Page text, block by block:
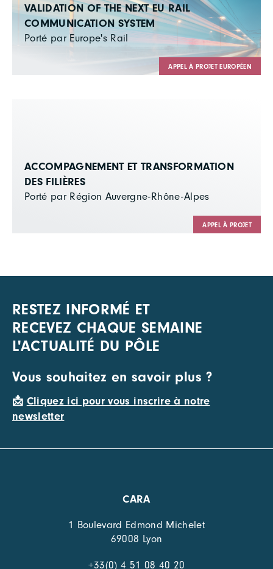
VALIDATION OF THE NEXT EU RAIL
COMMUNICATION SYSTEM
Porté par Europe's Rail
APPEL À PROJET EUROPÉEN
ACCOMPAGNEMENT ET TRANSFORMATION
DES FILIÈRES
Porté par Région Auvergne-Rhône-Alpes
APPEL À PROJET
RESTEZ INFORMÉ ET
RECEVEZ CHAQUE SEMAINE
L'ACTUALITÉ DU PÔLE
Vous souhaitez en savoir plus ?
📩 Cliquez ici pour vous inscrire à notre
newsletter
CARA
1 Boulevard Edmond Michelet
69008 Lyon
+33(0) 4 51 08 40 20